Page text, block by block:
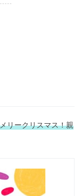
リークリスマス！親